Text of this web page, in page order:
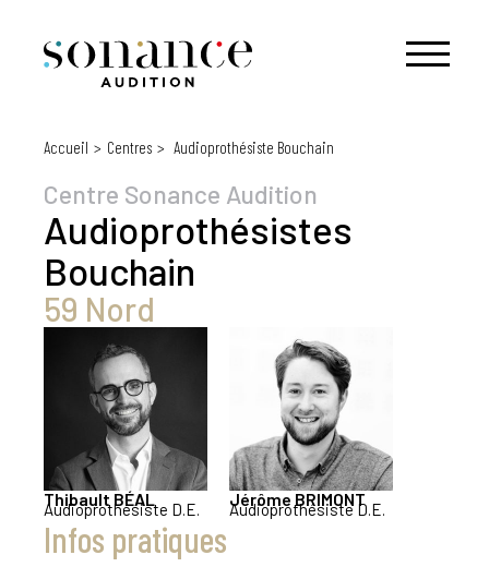
Accueil Centres Audioprothésiste Bouchain
Centre Sonance Audition
Audioprothésistes
Bouchain
59 Nord
Thibault BÉAL
Audioprothésiste D.E. Jérôme BRIMONT
Audioprothésiste D.E.
Infos pratiques